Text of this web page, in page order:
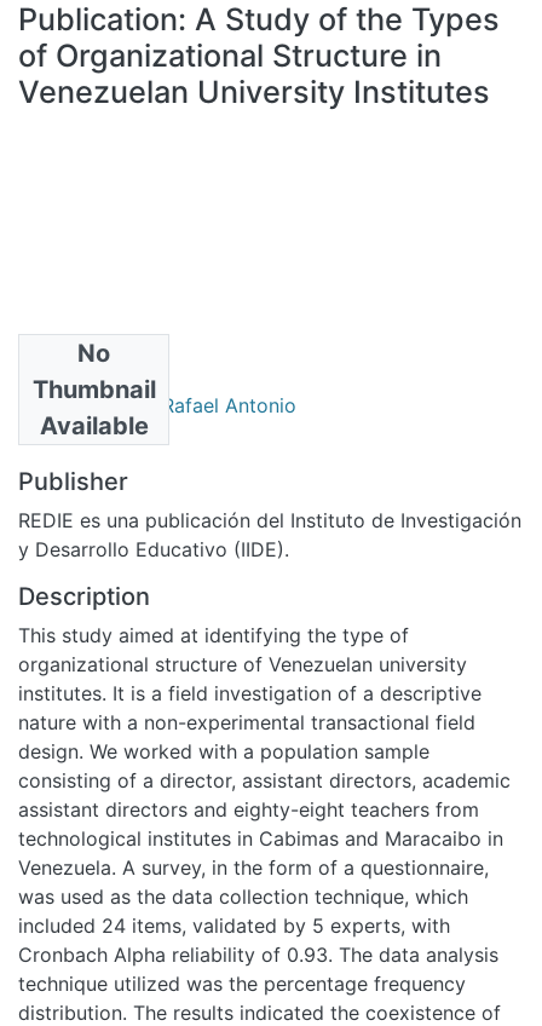
All of DSpace
Statistics
Publication: A Study of the Types
of Organizational Structure in
Venezuelan University Institutes
No
Thumbnail
Available
Authors
Pertuz Belloso, Rafael Antonio
Publisher
REDIE es una publicación del Instituto de Investigación
y Desarrollo Educativo (IIDE).
Description
This study aimed at identifying the type of
organizational structure of Venezuelan university
institutes. It is a field investigation of a descriptive
nature with a non-experimental transactional field
design. We worked with a population sample
consisting of a director, assistant directors, academic
assistant directors and eighty-eight teachers from
technological institutes in Cabimas and Maracaibo in
Venezuela. A survey, in the form of a questionnaire,
was used as the data collection technique, which
included 24 items, validated by 5 experts, with
Cronbach Alpha reliability of 0.93. The data analysis
technique utilized was the percentage frequency
distribution. The results indicated the coexistence of